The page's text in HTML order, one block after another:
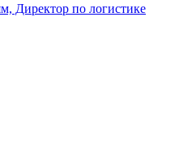
Директор по логистике